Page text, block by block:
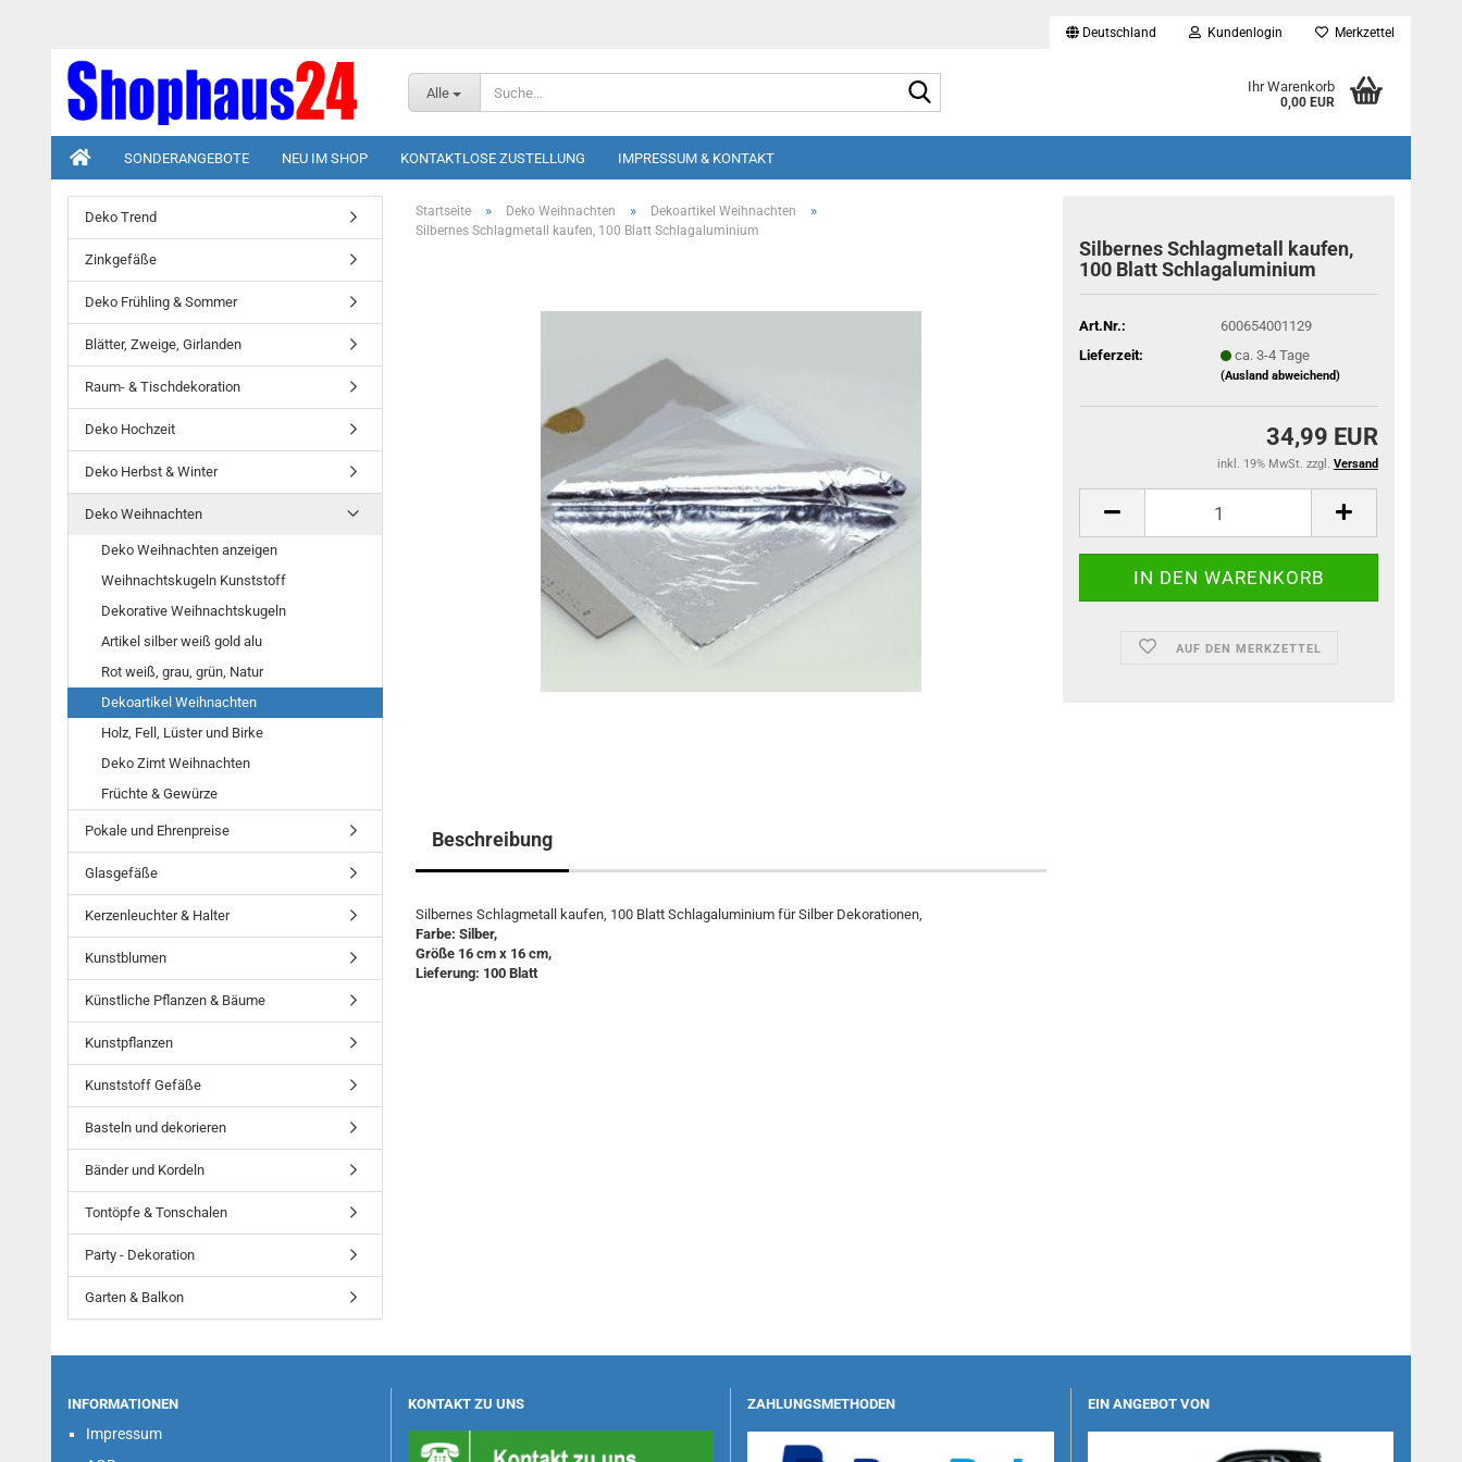
Deutschland Kundenlogin Merkzettel
Alle Ihr Warenkorb
0,00 EUR
SONDERANGEBOTE NEU IM SHOP KONTAKTLOSE ZUSTELLUNG IMPRESSUM & KONTAKT
Startseite » Deko Weihnachten » Dekoartikel Weihnachten »
Silbernes Schlagmetall kaufen, 100 Blatt Schlagaluminium
Silbernes Schlagmetall kaufen,
100 Blatt Schlagaluminium
Art.Nr.:
600654001129
Lieferzeit:
ca. 3-4 Tage
(Ausland abweichend)
34,99 EUR
inkl. 19% MwSt. zzgl. Versand
AUF DEN MERKZETTEL
Beschreibung
Silbernes Schlagmetall kaufen, 100 Blatt Schlagaluminium für Silber Dekorationen,
Farbe: Silber,
Größe 16 cm x 16 cm,
Lieferung: 100 Blatt
Deko Trend
Zinkgefäße
Deko Frühling & Sommer
Blätter, Zweige, Girlanden
Raum- & Tischdekoration
Deko Hochzeit
Deko Herbst & Winter
Deko Weihnachten
Deko Weihnachten anzeigen
Weihnachtskugeln Kunststoff
Dekorative Weihnachtskugeln
Artikel silber weiß gold alu
Rot weiß, grau, grün, Natur
Dekoartikel Weihnachten
Holz, Fell, Lüster und Birke
Deko Zimt Weihnachten
Früchte & Gewürze
Pokale und Ehrenpreise
Glasgefäße
Kerzenleuchter & Halter
Kunstblumen
Künstliche Pflanzen & Bäume
Kunstpflanzen
Kunststoff Gefäße
Basteln und dekorieren
Bänder und Kordeln
Tontöpfe & Tonschalen
Party - Dekoration
Garten & Balkon
INFORMATIONEN
Impressum
KONTAKT ZU UNS ZAHLUNGSMETHODEN EIN ANGEBOT VON